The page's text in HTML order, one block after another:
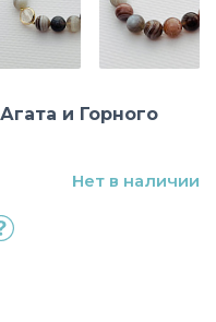
и Горного
Нет в наличии